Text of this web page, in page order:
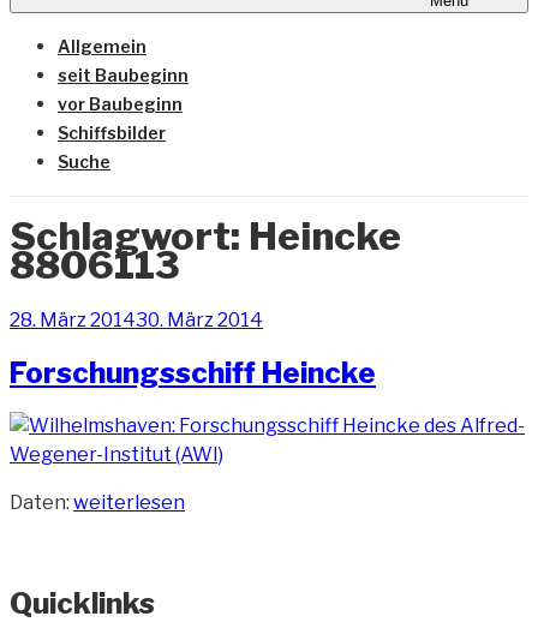
Allgemein
seit Baubeginn
vor Baubeginn
Schiffsbilder
Suche
Schlagwort: Heincke
8806113
Veröffentlicht
28. März 201430. März 2014
Forschungsschiff Heincke
Daten: „Forschungsschiff
weiterlesen
Quicklinks